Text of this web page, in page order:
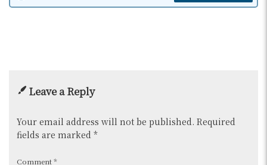
Leave a Reply
Your email address will not be published. Required
fields are marked *
Comment*